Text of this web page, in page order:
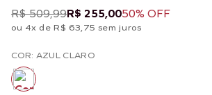
R$ 509,99R$ 255,0050% OFF
ou 4x de R$ 63,75 sem juros
COR: AZUL CLARO